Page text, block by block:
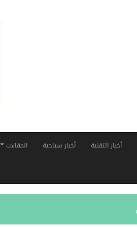
أخبار التقنية أخبار سياحية المقالات